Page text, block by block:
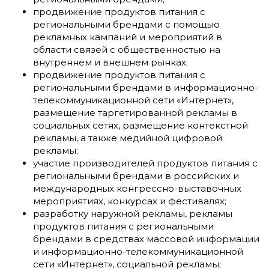
продвижение продуктов питания с
региональными брендами с помощью
рекламных кампаний и мероприятий в
области связей с общественностью на
внутреннем и внешнем рынках;
продвижение продуктов питания с
региональными брендами в информационно-
телекоммуникационной сети «Интернет»,
размещение таргетированной рекламы в
социальных сетях, размещение контекстной
рекламы, а также медийной цифровой
рекламы;
участие производителей продуктов питания с
региональными брендами в российских и
международных конгрессно-выставочных
мероприятиях, конкурсах и фестивалях;
разработку наружной рекламы, рекламы
продуктов питания с региональными
брендами в средствах массовой информации
и информационно-телекоммуникационной
сети «Интернет», социальной рекламы;